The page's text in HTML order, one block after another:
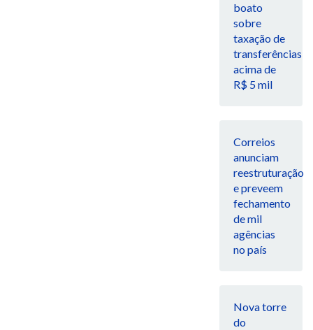
boato
sobre
taxação de
transferências
acima de
R$ 5 mil
Correios
anunciam
reestruturação
e preveem
fechamento
de mil
agências
no país
Nova torre
do